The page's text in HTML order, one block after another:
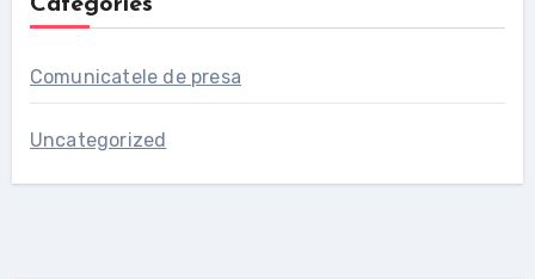
Categories
Comunicatele de presa
Uncategorized